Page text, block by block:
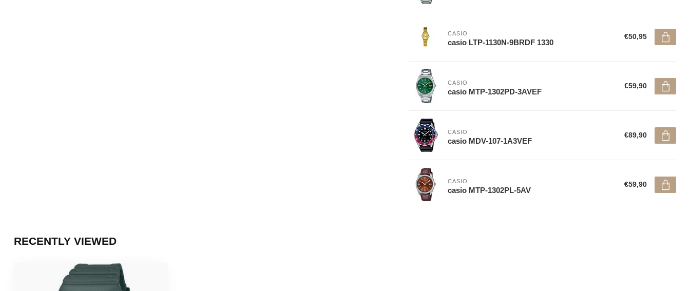
CASIO
casio LTP-1130N-9BRDF 1330
€50,95
CASIO
casio MTP-1302PD-3AVEF
€59,90
CASIO
casio MDV-107-1A3VEF
€89,90
CASIO
casio MTP-1302PL-5AV
€59,90
RECENTLY VIEWED